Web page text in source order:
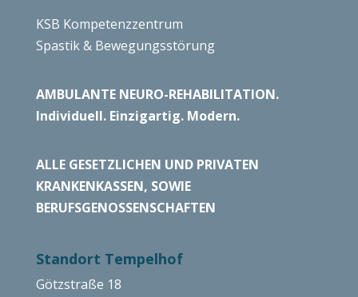
KSB Kompetenzzentrum
Spastik & Bewegungsstörung
AMBULANTE NEURO-REHABILITATION.
Individuell. Einzigartig. Modern.
ALLE GESETZLICHEN UND PRIVATEN
KRANKENKASSEN, SOWIE
BERUFSGENOSSENSCHAFTEN
Standort Tempelhof
Götzstraße 18